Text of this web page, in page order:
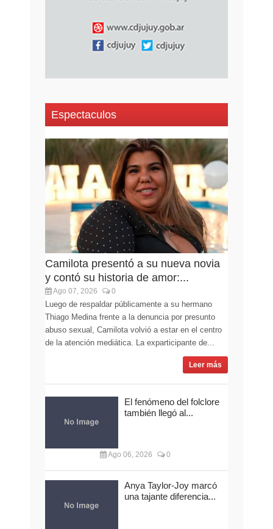
Espectaculos
Camilota presentó a su nueva novia
y contó su historia de amor:...
Ago 07, 2026 0
Luego de respaldar públicamente a su hermano
Thiago Medina frente a la denuncia por presunto
abuso sexual, Camilota volvió a estar en el centro
de la atención mediática. La exparticipante de...
Leer más
El fenómeno del folclore
también llegó al...
Ago 06, 2026 0
Anya Taylor-Joy marcó
una tajante diferencia...